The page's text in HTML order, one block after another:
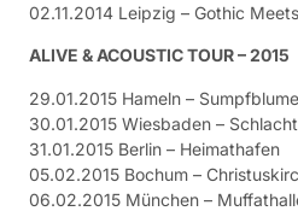
02.11.2014 Leipzig – Gothic
ALIVE & ACOUSTIC TOUR – 2015
29.01.2015 Hameln – Sumpfblume
30.01.2015 Wiesbaden –
31.01.2015 Berlin – Heimathafen
05.02.2015 Bochum –
06.02.2015 München –